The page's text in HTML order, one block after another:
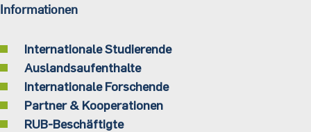
Informationen
Internationale Studierende
Auslandsaufenthalte
Internationale Forschende
Partner & Kooperationen
RUB-Beschäftigte